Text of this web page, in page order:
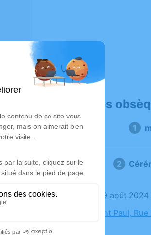
Déroulé des
1
2
Le lundi 19 août
Église Saint Paul,